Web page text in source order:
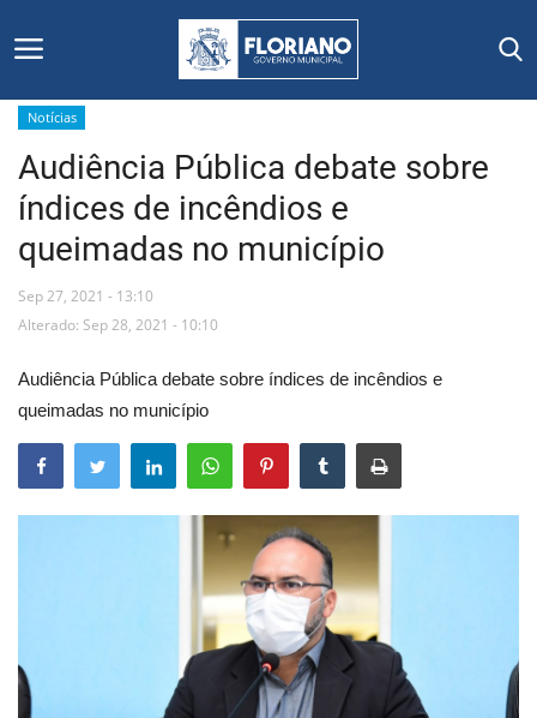
Início
Editais
Floriano
Mural de Licitações
Notícias
Notícias
Audiência Pública debate sobre
índices de incêndios e
queimadas no município
Sep 27, 2021 - 13:10
Alterado: Sep 28, 2021 - 10:10
Audiência Pública debate sobre índices de incêndios e
queimadas no município